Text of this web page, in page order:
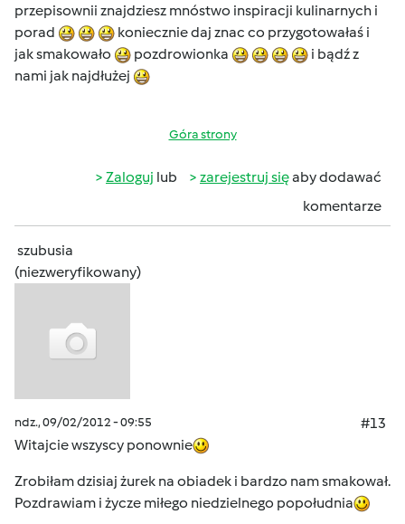
przepisownii znajdziesz mnóstwo inspiracji kulinarnych i
porad
koniecznie daj znac co przygotowałaś i
jak smakowało
pozdrowionka
i bądź z
nami jak najdłużej
Góra strony
Zaloguj lub zarejestruj sięaby dodawać
komentarze
szubusia
(niezweryfikowany)
ndz., 09/02/2012 - 09:55
#13
Witajcie wszyscy ponownie
Zrobiłam dzisiaj żurek na obiadek i bardzo nam smakował.
Pozdrawiam i życze miłego niedzielnego popołudnia